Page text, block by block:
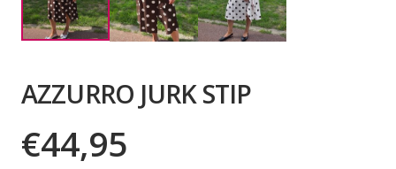
AZZURRO JURK STIP
€44,95